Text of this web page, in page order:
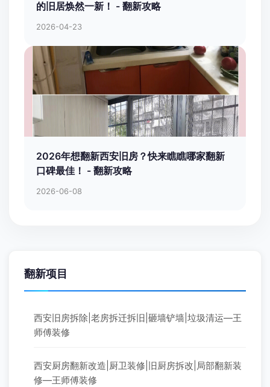
的旧居焕然一新！ - 翻新攻略
2026-04-23
2026年想翻新西安旧房？快来瞧瞧哪家翻新
口碑最佳！ - 翻新攻略
2026-06-08
翻新项目
西安旧房拆除|老房拆迁拆旧|砸墙铲墙|垃圾清运—王
师傅装修
西安厨房翻新改造|厨卫装修|旧厨房拆改|局部翻新装
修—王师傅装修